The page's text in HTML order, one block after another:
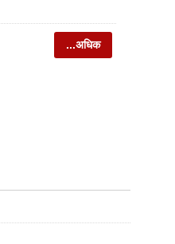
...अधिक